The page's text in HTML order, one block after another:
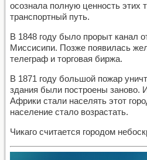
осознала полную ценность этих
транспортный путь.
В 1848 году было прорыт канал
Миссисипи. Позже появилась
телеграф и торговая биржа.
В 1871 году большой пожар
здания были построены заново.
Африки стали населять этот
население стало возрастать.
Чикаго считается городом